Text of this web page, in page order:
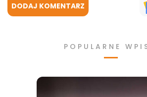
DODAJ KOMENTARZ
POPULARNE